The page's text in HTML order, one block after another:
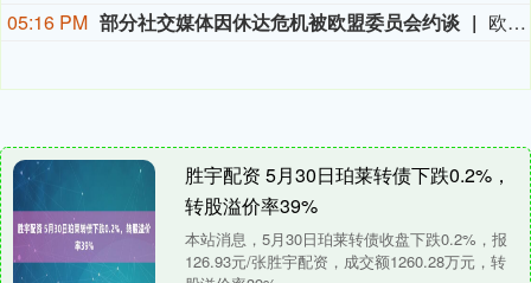
05:16 PM 部分社交媒体因休达危机被欧盟委员会约谈 欧盟委员会负责技术主权等事务的执行副主席汉娜·维尔库宁7日在社交媒体上表示，欧盟委员会当天就西班牙飞地休达局势约谈短视频平台TikTok和美国元公司（Meta），要求平台在危机期间加强内容监测并采取果断措施。 维尔库宁在社交媒体平台X上说，在危机情况下，社交媒体平台必须果断采取行动，维护数字空间完整性。她表示，平台应加强对相关内容的监测，并强化与事实核查机构的合作。 休达位于非洲西北部、直布罗陀海峡附近的地中海沿岸，与摩洛哥接壤。日前，大批非法移民从摩洛哥方向进入休达，引发近年来西班牙最严重的边境移民危机。 据德新社等媒体报道，一些进入休达的非法移民表示，他们此前从社交媒体获悉所谓“边境开放”“休达将提供住宿”以及“进入休达后可继续前往西班牙本土”等信息。 休达危机也引发了欧盟内部围绕外部边境管控和移民政策的新一轮争议。维尔库宁表示，欧盟委员会将于10日继续跟进相关情况。(新华社)
胜宇配资 5月30日珀莱转债下跌0.2%，
转股溢价率39%
本站消息，5月30日珀莱转债收盘下跌0.2%，报
126.93元/张胜宇配资，成交额1260.28万元，转